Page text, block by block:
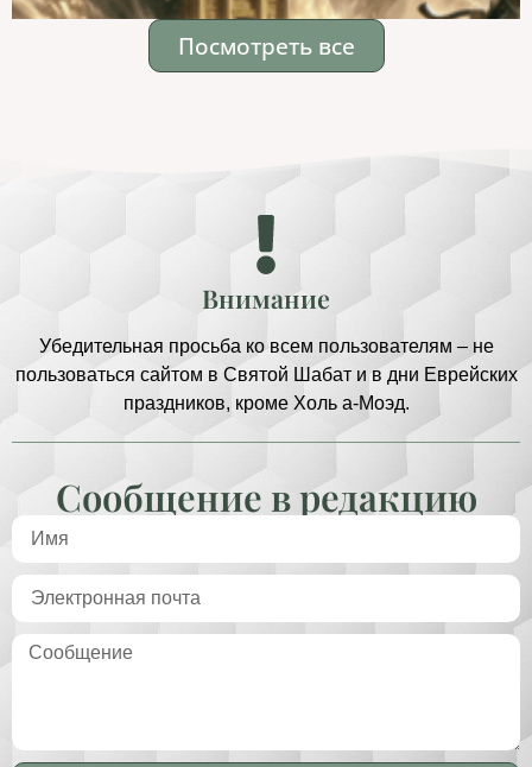
Посмотреть все
Внимание
Убедительная просьба ко всем пользователям – не
пользоваться сайтом в Святой Шабат и в дни Еврейских
праздников, кроме Холь а-Моэд.
Сообщение в редакцию